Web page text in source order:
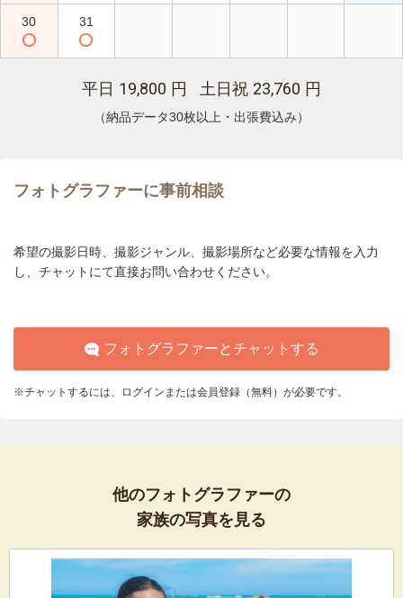
30 31
平日 19,800 円 土日祝 23,760 円
（納品データ30枚以上・出張費込み）
フォトグラファーに事前相談
希望の撮影日時、撮影ジャンル、撮影場所など必要な情報を入力
し、チャットにて直接お問い合わせください。
フォトグラファーとチャットする
※チャットするには、ログインまたは会員登録（無料）が必要です。
他のフォトグラファーの
家族の写真を見る